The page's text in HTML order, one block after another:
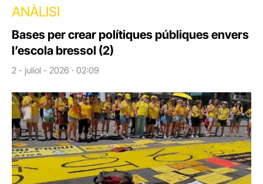
ANÀLISI
Bases per crear polítiques públiques envers
l’escola bressol (2)
2 - juliol - 2026 · 02:09